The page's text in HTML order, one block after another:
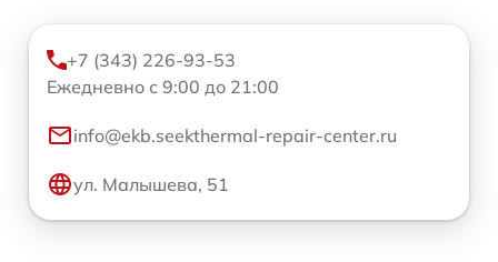
+7 (343) 226-93-53
Ежедневно с 9:00 до 21:00
info@ekb.seekthermal-repair-center.ru
ул. Малышева, 51